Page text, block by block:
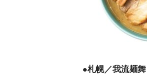
●札幌／我流麺